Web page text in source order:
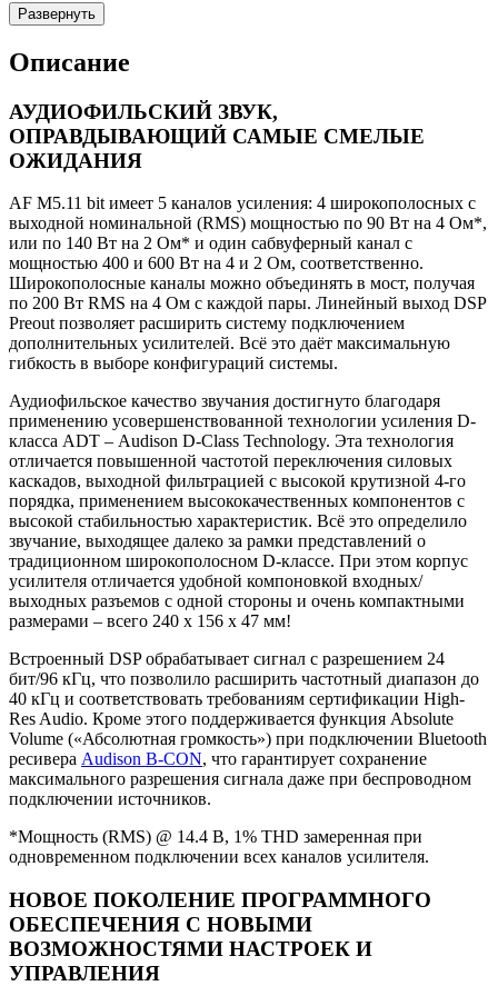
Развернуть
Описание
АУДИОФИЛЬСКИЙ ЗВУК,
ОПРАВДЫВАЮЩИЙ САМЫЕ СМЕЛЫЕ
ОЖИДАНИЯ
AF M5.11 bit имеет 5 каналов усиления: 4 широкополосных с
выходной номинальной (RMS) мощностью по 90 Вт на 4 Ом*,
или по 140 Вт на 2 Ом* и один сабвуферный канал с
мощностью 400 и 600 Вт на 4 и 2 Ом, соответственно.
Широкополосные каналы можно объединять в мост, получая
по 200 Вт RMS на 4 Ом с каждой пары. Линейный выход DSP
Preout позволяет расширить систему подключением
дополнительных усилителей. Всё это даёт максимальную
гибкость в выборе конфигураций системы.
Аудиофильское качество звучания достигнуто благодаря
применению усовершенствованной технологии усиления D-
класса ADT – Audison D-Class Technology. Эта технология
отличается повышенной частотой переключения силовых
каскадов, выходной фильтрацией с высокой крутизной 4-го
порядка, применением высококачественных компонентов с
высокой стабильностью характеристик. Всё это определило
звучание, выходящее далеко за рамки представлений о
традиционном широкополосном D-классе. При этом корпус
усилителя отличается удобной компоновкой входных/
выходных разъемов с одной стороны и очень компактными
размерами – всего 240 х 156 х 47 мм!
Встроенный DSP обрабатывает сигнал с разрешением 24
бит/96 кГц, что позволило расширить частотный диапазон до
40 кГц и соответствовать требованиям сертификации High-
Res Audio. Кроме этого поддерживается функция Absolute
Volume («Абсолютная громкость») при подключении Bluetooth
ресивера Audison B-CON, что гарантирует сохранение
максимального разрешения сигнала даже при беспроводном
подключении источников.
*Мощность (RMS) @ 14.4 В, 1% THD замеренная при
одновременном подключении всех каналов усилителя.
НОВОЕ ПОКОЛЕНИЕ ПРОГРАММНОГО
ОБЕСПЕЧЕНИЯ С НОВЫМИ
ВОЗМОЖНОСТЯМИ НАСТРОЕК И
УПРАВЛЕНИЯ